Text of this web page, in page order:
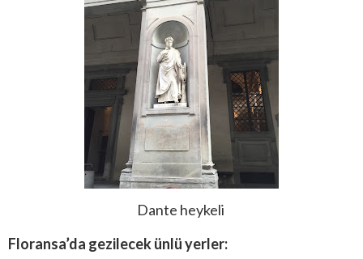
Dante heykeli
Floransa’da gezilecek ünlü yerler: